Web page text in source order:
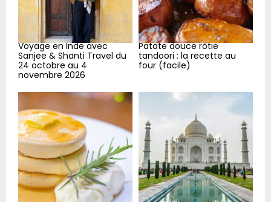
H
Voyage en Inde avec
Sanjee & Shanti Travel du
24 octobre au 4
novembre 2026
Patate douce rôtie
tandoori : la recette au
four (facile)